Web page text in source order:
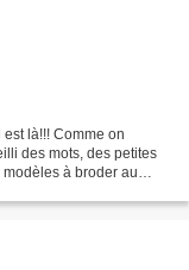
est là!!! Comme on
des mots, des petites
à broder au